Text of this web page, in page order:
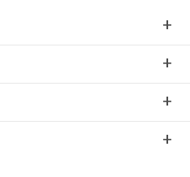
+
+
+
+